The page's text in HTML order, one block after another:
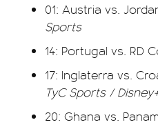
01: Austria vs.
Sports
14: Portugal vs. RD
17: Inglaterra vs.
TyC Sports /
20: Ghana vs.